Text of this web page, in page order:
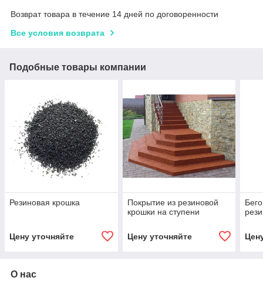
Возврат товара в течение 14 дней по договоренности
Все условия возврата
Подобные товары компании
Резиновая крошка
Цену уточняйте
Покрытие из резиновой
крошки на ступени
Цену уточняйте
О нас